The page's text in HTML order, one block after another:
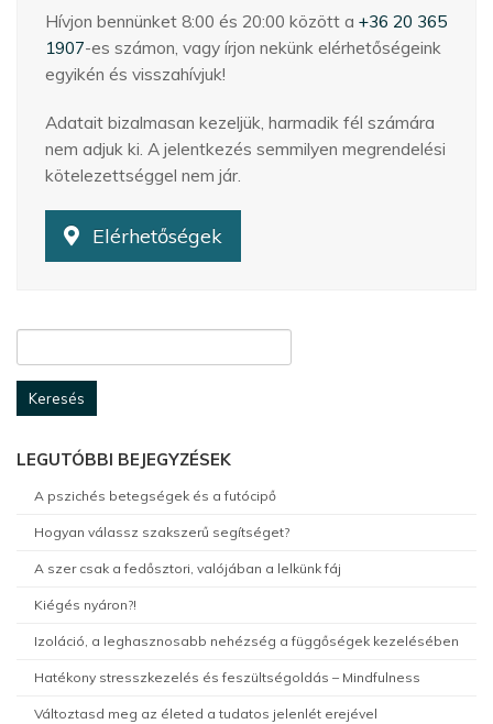
Hívjon bennünket 8:00 és 20:00 között a +36 20 365
1907-es számon, vagy írjon nekünk elérhetőségeink
egyikén és visszahívjuk!
Adatait bizalmasan kezeljük, harmadik fél számára
nem adjuk ki. A jelentkezés semmilyen megrendelési
kötelezettséggel nem jár.
Elérhetőségek
LEGUTÓBBI BEJEGYZÉSEK
A pszichés betegségek és a futócipő
Hogyan válassz szakszerű segítséget?
A szer csak a fedősztori, valójában a lelkünk fáj
Kiégés nyáron?!
Izoláció, a leghasznosabb nehézség a függőségek kezelésében
Hatékony stresszkezelés és feszültségoldás – Mindfulness
Változtasd meg az életed a tudatos jelenlét erejével